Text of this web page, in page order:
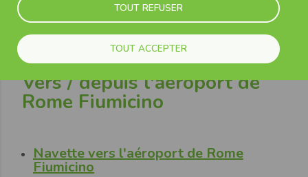
TOUT REFUSER
TOUT ACCEPTER
Navette vers l'aéroport de Rome
Ciampino
Vers / depuis l'aéroport de
Rome Fiumicino
Navette vers l'aéroport de Rome
Fiumicino